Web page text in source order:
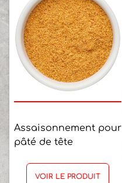
Assaisonnement pour
pâté de tête
VOIR LE PRODUIT